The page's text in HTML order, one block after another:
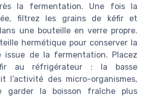
la fermentation. Une fois la
filtrez les grains de kéfir et
une bouteille en verre propre.
hermétique pour conserver la
issue de la fermentation. Placez
au réfrigérateur : la basse
l’activité des micro-organismes,
garder la boisson fraîche plus